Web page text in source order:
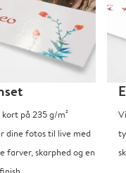
på 235 g/m²
dine fotos til live med
farver, skarphed og en